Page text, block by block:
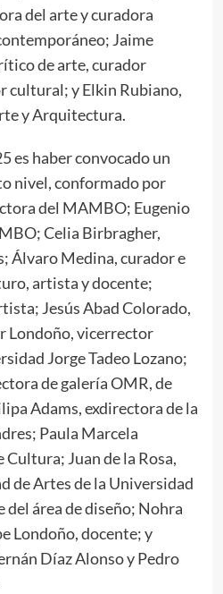
del arte y curadora
Jaime
de arte, curador
cultural; y Elkin Rubiano,
y Arquitectura.
es haber convocado un
nivel, conformado por
del MAMBO; Eugenio
Celia Birbragher,
Álvaro Medina, curador e
artista y docente;
Jesús Abad Colorado,
Londoño, vicerrector
Jorge Tadeo Lozano;
de galería OMR, de
Adams, exdirectora de la
Paula Marcela
Juan de la Rosa,
de Artes de la Universidad
del área de diseño; Nohra
Londoño, docente; y
Díaz Alonso y Pedro